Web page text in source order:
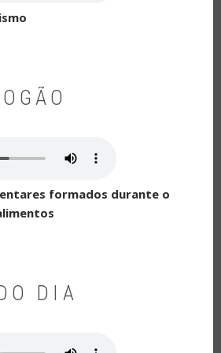
formados durante o
DIA